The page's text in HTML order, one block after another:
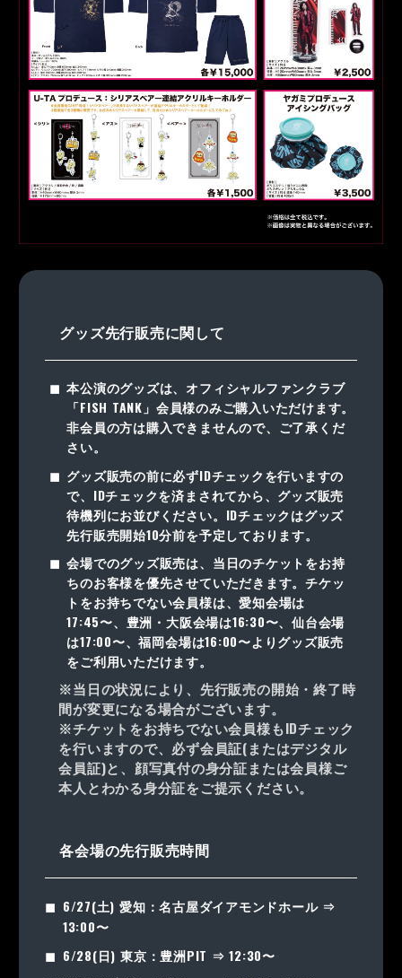
グッズ先行販売に関して
本公演のグッズは、オフィシャルファンクラブ
「FISH TANK」会員様のみご購入いただけます。
非会員の方は購入できませんので、ご了承くだ
さい。
グッズ販売の前に必ずIDチェックを行いますの
で、IDチェックを済まされてから、グッズ販売
待機列にお並びください。IDチェックはグッズ
先行販売開始10分前を予定しております。
会場でのグッズ販売は、当日のチケットをお持
ちのお客様を優先させていただきます。チケッ
トをお持ちでない会員様は、愛知会場は
17:45〜、豊洲・大阪会場は16:30〜、仙台会場
は17:00〜、福岡会場は16:00〜よりグッズ販売
をご利用いただけます。
※当日の状況により、先行販売の開始・終了時
間が変更になる場合がございます。
※チケットをお持ちでない会員様もIDチェック
を行いますので、必ず会員証(またはデジタル
会員証)と、顔写真付の身分証または会員様ご
本人とわかる身分証をご提示ください。
各会場の先行販売時間
6/27(土) 愛知：名古屋ダイアモンドホール ⇒
13:00〜
6/28(日) 東京： 豊洲PIT ⇒ 12:30〜